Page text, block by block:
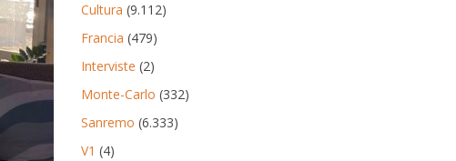
Cultura (9.112)
Francia (479)
Interviste (2)
Monte-Carlo (332)
Sanremo (6.333)
V1 (4)